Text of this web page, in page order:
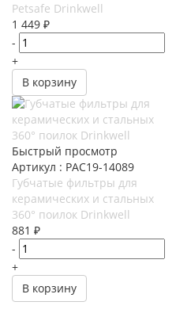
Petsafe Drinkwell
1 449 ₽
-
+
В корзину
Быстрый просмотр
Артикул : PAC19-14089
Губчатые фильтры для
керамических и стальных
360° поилок Drinkwell
881 ₽
-
+
В корзину